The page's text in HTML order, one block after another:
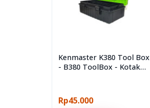
Kenmaster K380 Tool Box
- B380 ToolBox - Kotak
Rp45.000